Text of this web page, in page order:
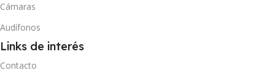
Cámaras
Audífonos
Links de interés
Contacto